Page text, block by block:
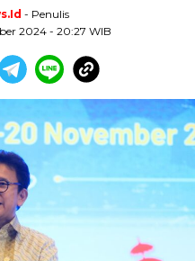
- Penulis
2024 - 20:27 WIB